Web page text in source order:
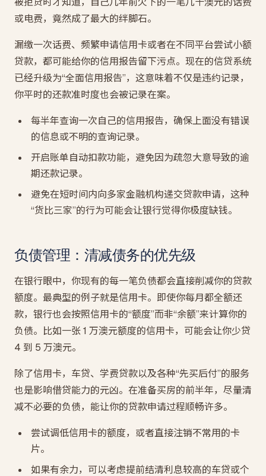
或电费，竟然成了最大的绊脚石。
漏缴一次话费、频繁申请信用卡或者在不同平台尝试小额
贷款，都可能给你的信用报告留下污点。现在的信贷系统
已经升级为“全面信用报告”，这意味着不仅是违约记录，
你平时的还款准时度也会被记录在案。
每半年查询一次自己的信用报告，确保上面没有错误
的信息或不明的查询记录。
开启账单自动扣款功能，避免因为疏忽大意导致的逾
期还款记录。
避免在短时间内向多家金融机构递交贷款申请，这种
“货比三家”的行为可能会让银行觉得你极度缺钱。
负债管理：清减债务的优先级
在银行眼中，你现有的每一笔负债都会直接削减你的贷款
额度。最典型的例子就是信用卡。即使你每月都全额还
款，银行也会按照信用卡的“额度”而非“余额”来计算你的
负债。比如一张 1 万澳元额度的信用卡，可能会让你少贷
4 到 5 万澳元。
除了信用卡，车贷、学费贷款以及各种“先买后付”的服务
也是影响借贷能力的元凶。在准备买房的前半年，尽量清
减不必要的负债，能让你的贷款申请过程顺畅许多。
尝试调低信用卡的额度，或者直接注销不常用的卡
片。
如果有余力，可以考虑提前结清利息较高的车贷或个